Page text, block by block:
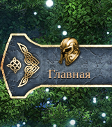
Главная